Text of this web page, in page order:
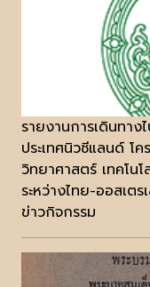
รายงานการเดินทาง
ประเทศนิวซีแลนด์ โ
วิทยาศาสตร์ เทคโน
ระหว่างไทย-ออสเต
ข่าวกิจกรรม